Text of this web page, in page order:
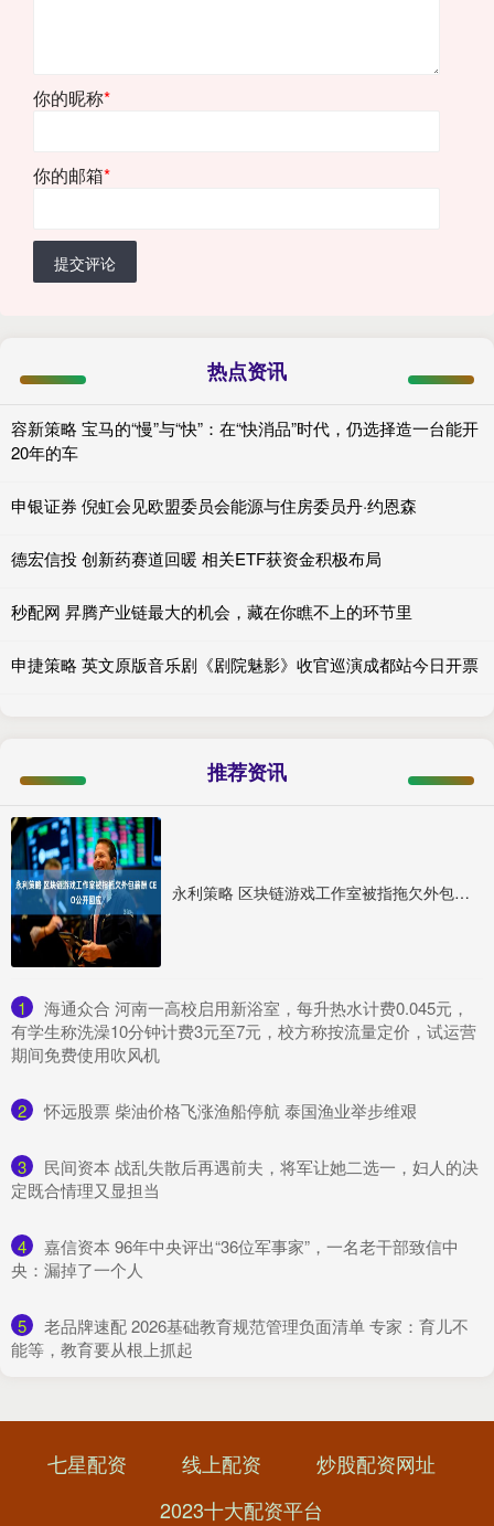
你的昵称*
你的邮箱*
提交评论
热点资讯
容新策略 宝马的“慢”与“快”：在“快消品”时代，仍选择造一台能开
20年的车
申银证券 倪虹会见欧盟委员会能源与住房委员丹·约恩森
德宏信投 创新药赛道回暖 相关ETF获资金积极布局
秒配网 昇腾产业链最大的机会，藏在你瞧不上的环节里
申捷策略 英文原版音乐剧《剧院魅影》收官巡演成都站今日开票
推荐资讯
永利策略 区块链游戏工作室被指拖欠外包薪酬 CEO公开回应
1
​海通众合 河南一高校启用新浴室，每升热水计费0.045元，
有学生称洗澡10分钟计费3元至7元，校方称按流量定价，试运营
期间免费使用吹风机
2 ​怀远股票 柴油价格飞涨渔船停航 泰国渔业举步维艰
3
​民间资本 战乱失散后再遇前夫，将军让她二选一，妇人的决
定既合情理又显担当
4
​嘉信资本 96年中央评出“36位军事家”，一名老干部致信中
央：漏掉了一个人
5
​老品牌速配 2026基础教育规范管理负面清单 专家：育儿不
能等，教育要从根上抓起
七星配资 线上配资
炒股配资网址
2023十大配资平台